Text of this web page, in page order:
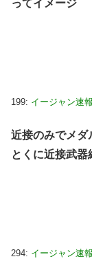
ってイメージ
199: イージャン速報
近接のみでメダ
とくに近接武
294: イージャン速報